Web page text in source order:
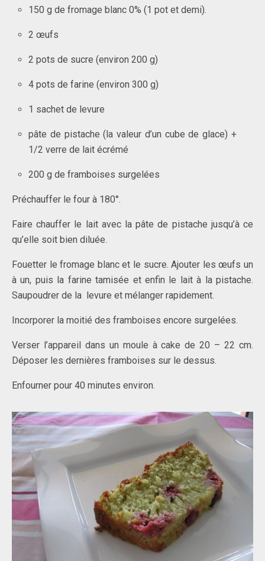
150 g de fromage blanc 0% (1 pot et demi).
2 œufs
2 pots de sucre (environ 200 g)
4 pots de farine (environ 300 g)
1 sachet de levure
pâte de pistache (la valeur d’un cube de glace) +
1/2 verre de lait écrémé
200 g de framboises surgelées
Préchauffer le four à 180°.
Faire chauffer le lait avec la pâte de pistache jusqu’à ce
qu’elle soit bien diluée.
Fouetter le fromage blanc et le sucre. Ajouter les œufs un
à un, puis la farine tamisée et enfin le lait à la pistache.
Saupoudrer de la levure et mélanger rapidement.
Incorporer la moitié des framboises encore surgelées.
Verser l’appareil dans un moule à cake de 20 – 22 cm.
Déposer les dernières framboises sur le dessus.
Enfourner pour 40 minutes environ.